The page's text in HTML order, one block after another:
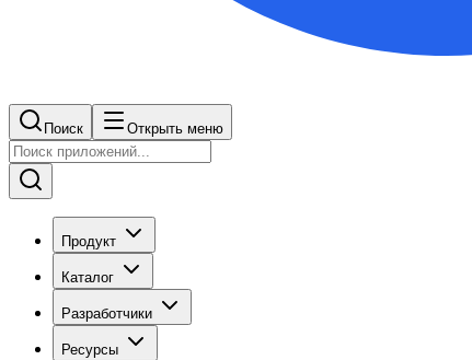
Поиск Открыть меню
Продукт
Каталог
Разработчики
Ресурсы